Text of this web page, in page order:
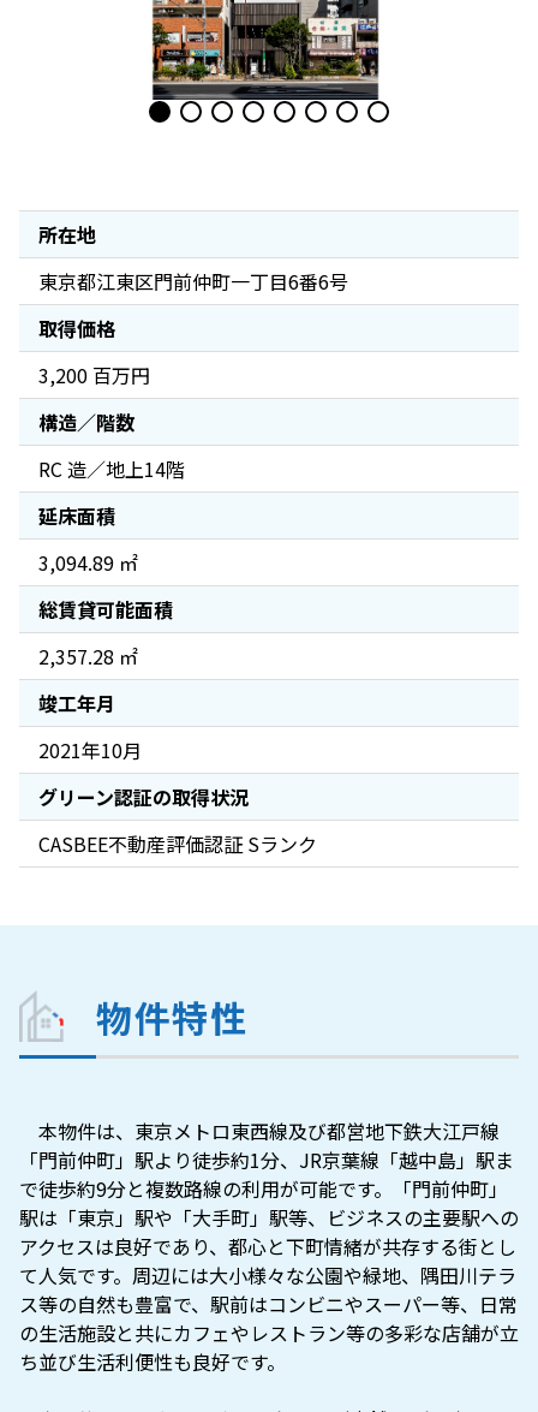
所在地
東京都江東区門前仲町一丁目6番6号
取得価格
3,200 百万円
構造／階数
RC 造／地上14階
延床面積
3,094.89 ㎡
総賃貸可能面積
2,357.28 ㎡
竣工年月
2021年10月
グリーン認証の取得状況
CASBEE不動産評価認証 Sランク
物件特性
本物件は、東京メトロ東西線及び都営地下鉄大江戸線
「門前仲町」駅より徒歩約1分、JR京葉線「越中島」駅ま
で徒歩約9分と複数路線の利用が可能です。「門前仲町」
駅は「東京」駅や「大手町」駅等、ビジネスの主要駅への
アクセスは良好であり、都心と下町情緒が共存する街とし
て人気です。周辺には大小様々な公園や緑地、隅田川テラ
ス等の自然も豊富で、駅前はコンビニやスーパー等、日常
の生活施設と共にカフェやレストラン等の多彩な店舗が立
ち並び生活利便性も良好です。